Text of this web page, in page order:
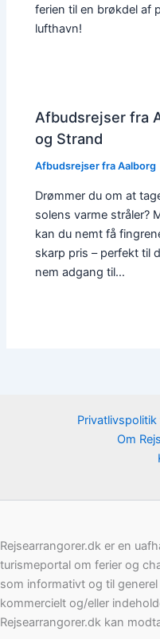
ferien til en brøkdel af
lufthavn!
Afbudsrejser fra
og Strand
Afbudsrejser fra Aalborg
Drømmer du om at
solens varme stråler?
kan du nemt få
skarp pris – perfekt til
nem adgang til…
Om
Rejsearrangorer.dk er en
turismeportal om ferier og
som informativt og til
kommercielt og/eller
Rejsearrangorer.dk kan